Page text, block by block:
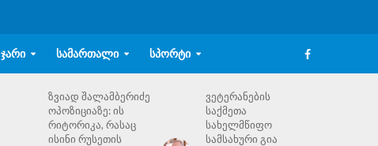
ᲯᲐᲠᲘ ᲡᲐᲛᲐᲠᲗᲐᲚᲘ ᲡᲞᲝᲠᲢᲘ
ზვიად შალამბერიძე
ოპოზიციაზე: ის
რიტორიკა, რასაც
ისინი რუსეთის
ვეტერანების
საქმეთა
სახელმწიფო
სამსახური გია